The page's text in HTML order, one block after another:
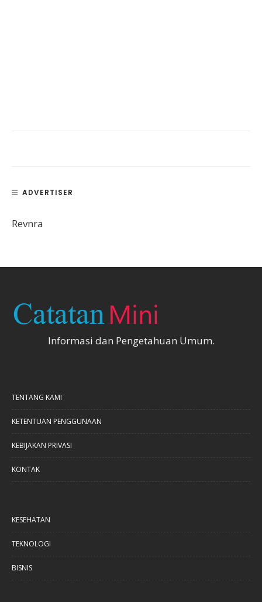
ADVERTISER
Revnra
Informasi dan Pengetahuan Umum.
TENTANG KAMI
KETENTUAN PENGGUNAAN
KEBIJAKAN PRIVASI
KONTAK
KESEHATAN
TEKNOLOGI
BISNIS